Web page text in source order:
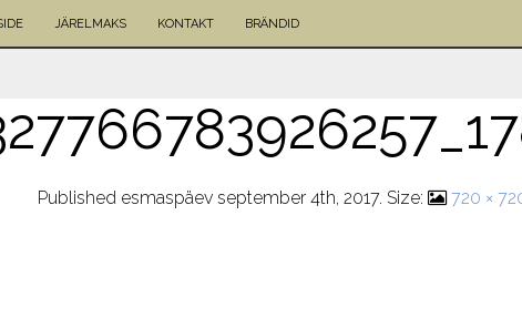
JÄRELMAKS KONTAKT BRÄNDID
Published esmaspäev september 4th, 2017. Size: 720 ×